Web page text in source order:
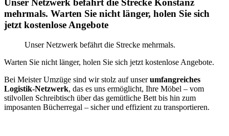
Unser Netzwerk befährt die Strecke Konstanz
mehrmals. Warten Sie nicht länger, holen Sie sich
jetzt kostenlose Angebote
Unser Netzwerk befährt die Strecke mehrmals.
Warten Sie nicht länger, holen Sie sich jetzt kostenlose Angebote.
Bei Meister Umzüge sind wir stolz auf unserumfangreiches
Logistik-Netzwerk, das es uns ermöglicht, Ihre Möbel – vom
stilvollen Schreibtisch über das gemütliche Bett bis hin zum
imposanten Bücherregal – sicher und effizient zu transportieren.